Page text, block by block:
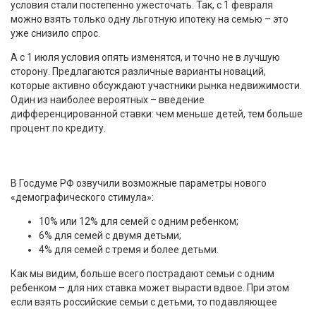
условия стали постепенно ужесточать. Так, с 1 февраля
можно взять только одну льготную ипотеку на семью – это
уже снизило спрос.
А с 1 июля условия опять изменятся, и точно не в лучшую
сторону. Предлагаются различные варианты новаций,
которые активно обсуждают участники рынка недвижимости.
Один из наиболее вероятных – введение
дифференцированной ставки: чем меньше детей, тем больше
процент по кредиту.
В Госдуме РФ озвучили возможные параметры нового
«демографического стимула»:
10% или 12% для семей с одним ребенком;
6% для семей с двумя детьми;
4% для семей с тремя и более детьми.
Как мы видим, больше всего пострадают семьи с одним
ребенком – для них ставка может вырасти вдвое. При этом
если взять российские семьи с детьми, то подавляющее